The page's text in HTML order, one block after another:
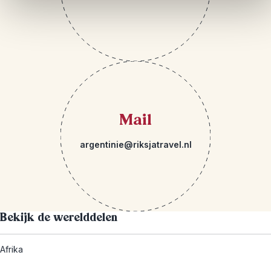
Mail
argentinie@riksjatravel.nl
Bekijk de werelddelen
Afrika